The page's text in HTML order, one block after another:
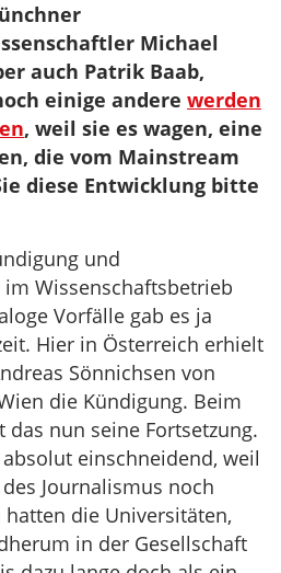
Michael
auch Patrik Baab,
einige andere werden
, weil sie es wagen, eine
die vom Mainstream
diese Entwicklung bitte
und
Wissenschaftsbetrieb
Vorfälle gab es ja
Hier in Österreich erhielt
Sönnichsen von
die Kündigung. Beim
nun seine Fortsetzung.
einschneidend, weil
Journalismus noch
die Universitäten,
in der Gesellschaft